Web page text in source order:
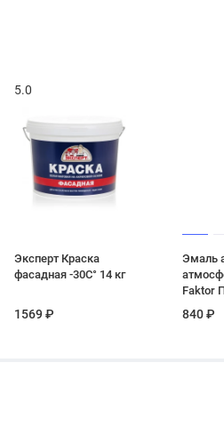
5.0
Эксперт Краска
фасадная -30С° 14 кг
1569 ₽
Эмаль
Faktor ПФ-
840 ₽